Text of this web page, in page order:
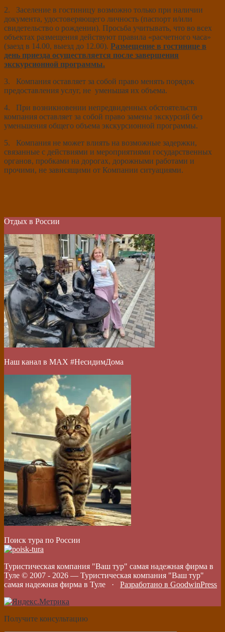
2. Заселение в гостиницу возможно только при наличии
документа, удостоверяющего личность (паспорт и/или
свидетельство о рождении). Просьба учитывать, что во всех
объектах размещения действуют правила «расчетного часа»
(заезд в 14.00, выезд до 12.00). Размещение в гостинице в
день приезда осуществляется после завершения
экскурсионной программы.
3. Компания оставляет за собой право менять порядок
предоставления услуг, не уменьшая их объема.
4. При возникновении непредвиденных обстоятельств
компания оставляет за собой право замены экскурсий без
уменьшения общего объема экскурсионной программы.
5. Компания не может влиять на возможные задержки,
связанные с действиями и мероприятиями государственных
органов, пробками на дорогах, дорожными работами и
прочими, не зависящими от Компании ситуациями.
Отдых в России
Наш канал в МАХ #НесидимДома
Поиск тура по России
Туристическая компания "Ваш тур" самая надежная фирма в
Туле © 2007 - 2026 — Туристическая компания "Ваш тур"
самая надежная фирма в Туле · Разработано в GoodwinPress
Получите консультацию